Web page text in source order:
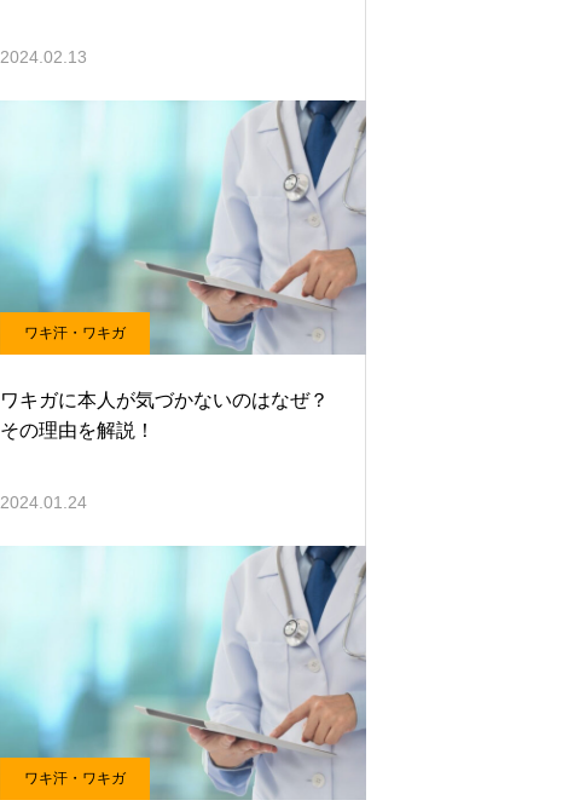
2024.02.13
ワキ汗・ワキガ
ワキガに本人が気づかないのはなぜ？
その理由を解説！
2024.01.24
ワキ汗・ワキガ